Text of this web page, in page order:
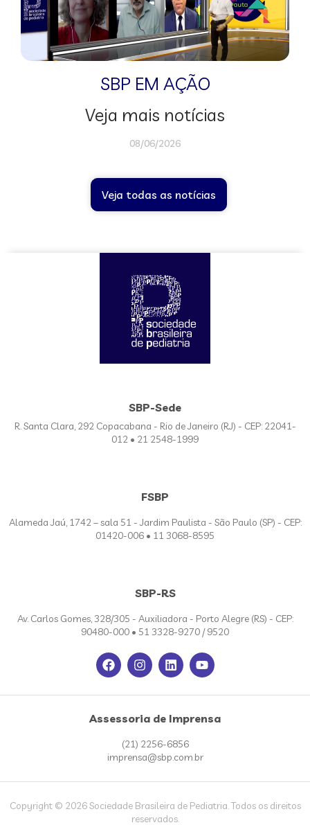
SBP EM AÇÃO
Veja mais notícias
08/06/2026
Veja todas as notícias
SBP-Sede
R. Santa Clara, 292 Copacabana - Rio de Janeiro (RJ) - CEP: 22041-
012 • 21 2548-1999
FSBP
Alameda Jaú, 1742 – sala 51 - Jardim Paulista - São Paulo (SP) - CEP:
01420-006 • 11 3068-8595
SBP-RS
Av. Carlos Gomes, 328/305 - Auxiliadora - Porto Alegre (RS) - CEP:
90480-000 • 51 3328-9270 / 9520
Assessoria de Imprensa
(21) 2256-6856
imprensa@sbp.com.br
Copyright © 2026 Sociedade Brasileira de Pediatria. Todos os direitos
reservados.